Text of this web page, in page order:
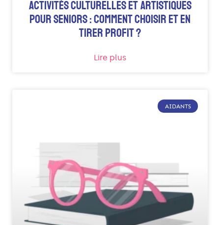
ACTIVITÉS CULTURELLES ET ARTISTIQUES
POUR SENIORS : COMMENT CHOISIR ET EN
TIRER PROFIT ?
Lire plus
AIDANTS